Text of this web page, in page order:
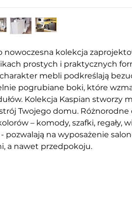
nowoczesna kolekcja
prostych i praktycznych
mebli podkreślają
pogrubiane boki, które
Kolekcja Kaspian stworzy
Twojego domu.
– komody, szafki, regały,
pozwalają na wyposażenie
a nawet przedpokoju.